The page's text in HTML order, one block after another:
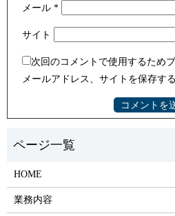
メール*
サイト
次回のコメントで使用するため
メールアドレス、サイトを保存する
HOME
業務内容